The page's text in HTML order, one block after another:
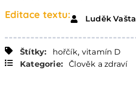
Editace textu: Luděk Vašta
Štítky: hořčík, vitamín D
Kategorie:
Člověk a zdraví